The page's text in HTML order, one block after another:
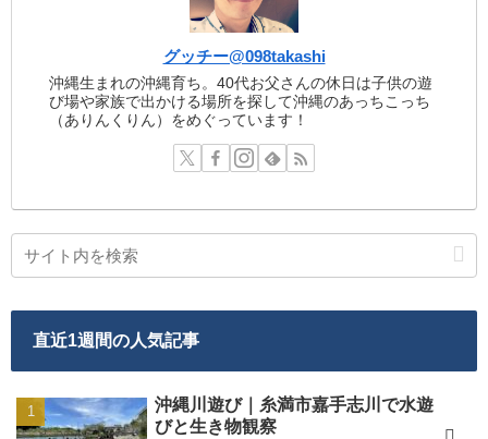
グッチー@098takashi
沖縄生まれの沖縄育ち。40代お父さんの休日は子供の遊
び場や家族で出かける場所を探して沖縄のあっちこっち
（ありんくりん）をめぐっています！
直近1週間の人気記事
沖縄川遊び｜糸満市嘉手志川で水遊
びと生き物観察